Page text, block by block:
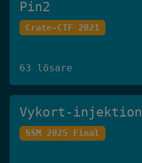
Pin2
Crate-CTF 2021
63 lösare
Vykort-injektion
SSM 2025 Final